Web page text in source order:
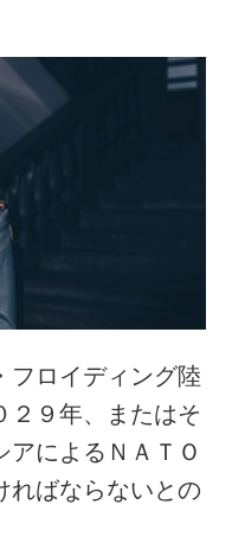
フォトバンク
フロイディング陸
２９年、またはそ
アによるＮＡＴＯ
ればならないとの